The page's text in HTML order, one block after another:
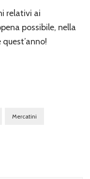
relativi ai
possibile, nella
Mercatini